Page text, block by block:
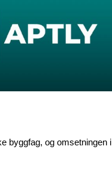
byggfag, og omsetningen i